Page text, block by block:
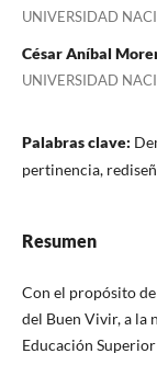
UNIVERSIDAD
César Aníbal
UNIVERSIDAD
Palabras clave:
pertinencia,
Resumen
Con el propósito
del Buen Vivir, a la
Educación